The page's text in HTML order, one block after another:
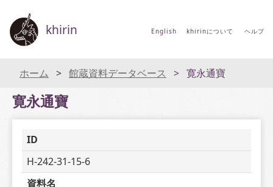
khirin English khirinについて ヘルプ
ホーム 館蔵資料データベース 寛永通寶
寛永通寶
ID
H-242-31-15-6
資料名